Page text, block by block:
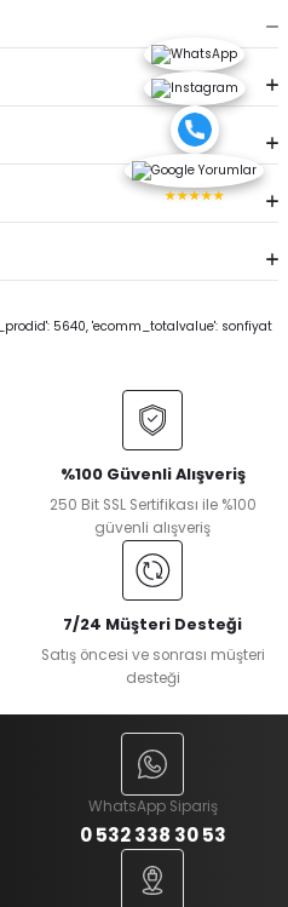
5640, 'ecomm_totalvalue': sonfiyat
%100 Güvenli Alışveriş
250 Bit SSL Sertifikası ile %100
güvenli alışveriş
7/24 Müşteri Desteği
Satış öncesi ve sonrası müşteri
desteği
WhatsApp Sipariş
0 532 338 30 53
★★★★★